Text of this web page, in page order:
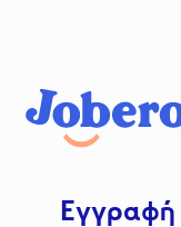
Εγγραφή